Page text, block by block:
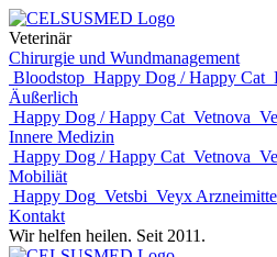
Veterinär
Chirurgie und Wundmanagement
Bloodstop Happy Dog / Happy Cat
Äußerlich
Happy Dog / Happy Cat Vetnova
Innere Medizin
Happy Dog / Happy Cat Vetnova
Mobiliät
Happy Dog Vetsbi Veyx
Kontakt
Wir helfen heilen. Seit 2011.